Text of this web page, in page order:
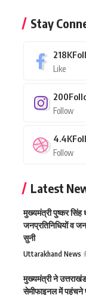
Stay
218K
Like
200
Follow
4.4K
Follow
Latest
मुख्यमंत्री पुष्कर सिंह
जनप्रतिनिधियों व
सुनी
Uttarakhand News
मुख्यमंत्री ने
सेमीफाइनल में पहुंचने